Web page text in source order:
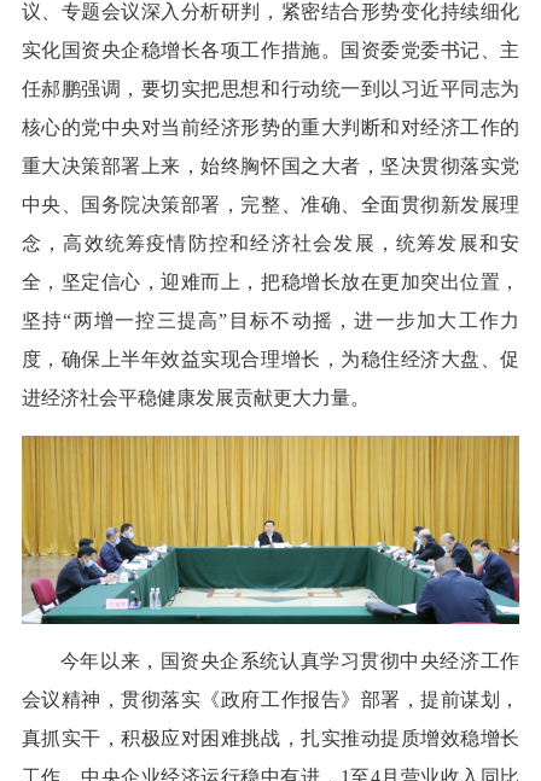
议、专题会议深入分析研判，紧密结合形势变化持续细化
实化国资央企稳增长各项工作措施。国资委党委书记、主
任郝鹏强调，要切实把思想和行动统一到以习近平同志为
核心的党中央对当前经济形势的重大判断和对经济工作的
重大决策部署上来，始终胸怀国之大者，坚决贯彻落实党
中央、国务院决策部署，完整、准确、全面贯彻新发展理
念，高效统筹疫情防控和经济社会发展，统筹发展和安
全，坚定信心，迎难而上，把稳增长放在更加突出位置，
坚持“两增一控三提高”目标不动摇，进一步加大工作力
度，确保上半年效益实现合理增长，为稳住经济大盘、促
进经济社会平稳健康发展贡献更大力量。
今年以来，国资央企系统认真学习贯彻中央经济工作
会议精神，贯彻落实《政府工作报告》部署，提前谋划，
真抓实干，积极应对困难挑战，扎实推动提质增效稳增长